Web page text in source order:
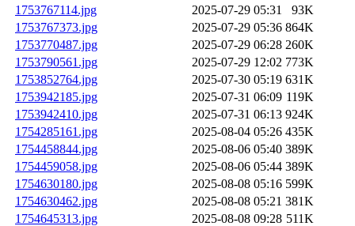
1753767114.jpg
2025-07-29 05:31
93K
1753767373.jpg
2025-07-29 05:36 864K
1753770487.jpg
2025-07-29 06:28 260K
1753790561.jpg
2025-07-29 12:02 773K
1753852764.jpg
2025-07-30 05:19 631K
1753942185.jpg
2025-07-31 06:09 119K
1753942410.jpg
2025-07-31 06:13 924K
1754285161.jpg
2025-08-04 05:26 435K
1754458844.jpg
2025-08-06 05:40 389K
1754459058.jpg
2025-08-06 05:44 389K
1754630180.jpg
2025-08-08 05:16 599K
1754630462.jpg
2025-08-08 05:21 381K
1754645313.jpg
2025-08-08 09:28 511K